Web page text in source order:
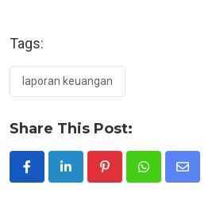
Tags:
laporan keuangan
Share This Post:
PinterestWhatsappShare